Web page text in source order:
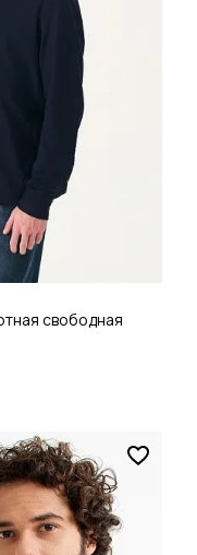
корзину
свободная